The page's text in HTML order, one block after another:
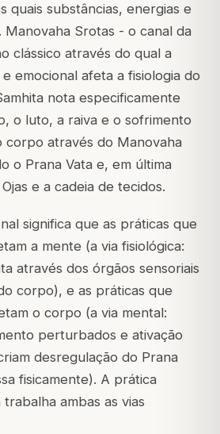
quais substâncias, energias e
Manovaha Srotas - o canal da
clássico através do qual a
emocional afeta a fisiologia do
nota especificamente
o luto, a raiva e o sofrimento
corpo através do Manovaha
o Prana Vata e, em última
e a cadeia de tecidos.
significa que as práticas que
a mente (a via fisiológica:
através dos órgãos sensoriais
corpo), e as práticas que
o corpo (a via mental:
perturbados e ativação
desregulação do Prana
fisicamente). A prática
ambas as vias